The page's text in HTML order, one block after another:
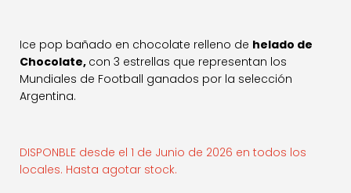
Ice pop bañado en chocolate relleno de helado de
Chocolate, con 3 estrellas que representan los
Mundiales de Football ganados por la selección
Argentina.
DISPONBLE desde el 1 de Junio de 2026 en todos los
locales. Hasta agotar stock.